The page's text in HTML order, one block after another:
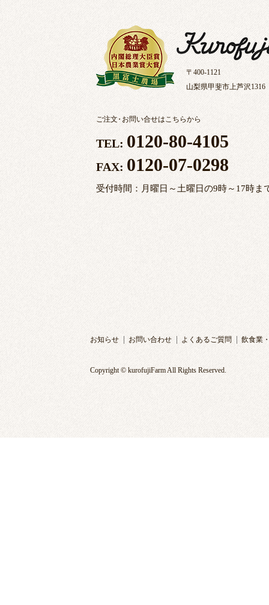
〒400-1121
山梨県甲斐市上芦沢1316
ご注文・お問い合せはこちらから
TEL: 0120-80-4105
FAX: 0120-07-0298
受付時間：月曜日～土曜日の9時～17時ま
お知らせ お問い合わせ よくあるご質問 飲食業
Copyright © kurofujiFarm All Rights Reserved.